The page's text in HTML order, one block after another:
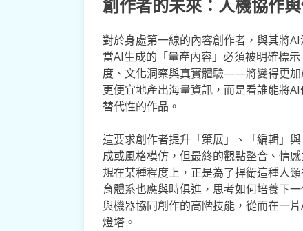
創作者的未來：人機協作
對於身處第一線的內容創作者，與其將
當AI生成的「量產內容」必須被明確標
度、文化洞察與真實體驗——將變得更加
更便宜地產出海量資訊，而是看誰能將
替代性的作品。
這要求創作者提升「策展」、「編輯」
成或風格模仿，但最終的觀點整合、情
規在某種程度上，正是為了捍衛這種人
育體系也應與時俱進，思考如何培養下
與機器協同創作的高階技能，從而在一
燈塔。